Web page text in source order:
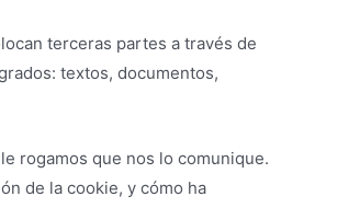
terceras partes a través de
textos, documentos,
rogamos que nos lo comunique.
de la cookie, y cómo ha